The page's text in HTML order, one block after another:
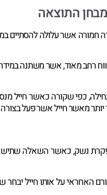
התוצאה
אשר עלולה להסתיים
רחב מאוד, אשר משתנה
כפי שקורה כאשר חייל
יותר מאשר חייל אשר פעל
נשק, כאשר השאלה
האחראי על אותו חייל